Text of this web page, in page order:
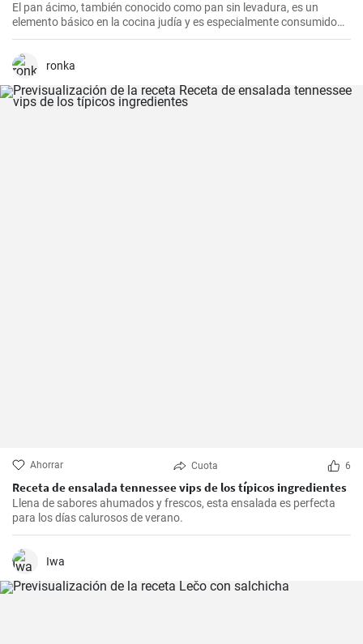
El pan ácimo, también conocido como pan sin levadura, es un
elemento básico en la cocina judía y es especialmente consumido
durante Pesaj. En esta receta, te mostraré cómo hacer tu propio
pan ácimo casero de manera sencilla y deliciosa.
ronka
Ahorrar Cuota 6
Receta de ensalada tennessee vips de los típicos ingredientes
Llena de sabores ahumados y frescos, esta ensalada es perfecta
para los días calurosos de verano.
Iwa